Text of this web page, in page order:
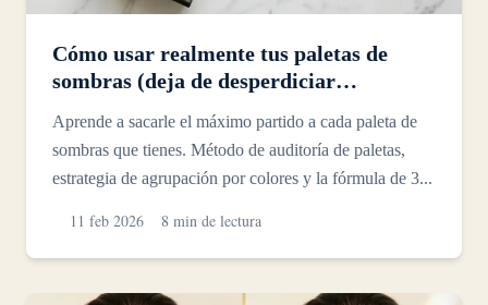
Cómo usar realmente tus paletas de
sombras (deja de desperdiciar
Aprende a sacarle el máximo partido a cada paleta de
sombras que tienes. Método de auditoría de paletas,
estrategia de agrupación por colores y la fórmula de 3...
11 feb 2026 8 min de lectura